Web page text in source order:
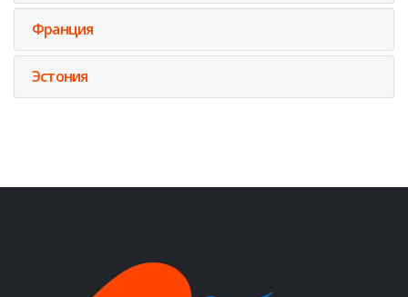
Франция
Эстония